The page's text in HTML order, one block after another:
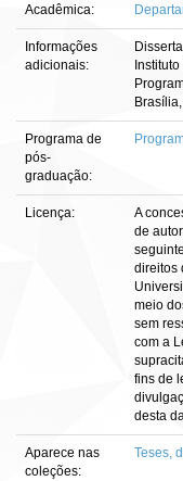
Acadêmica:
Informações
adicionais:
Programa de
pós-
graduação:
Licença:
A
de
direitos
meio
sem
com a
fins de
desta
Aparece nas
coleções:
Teses,